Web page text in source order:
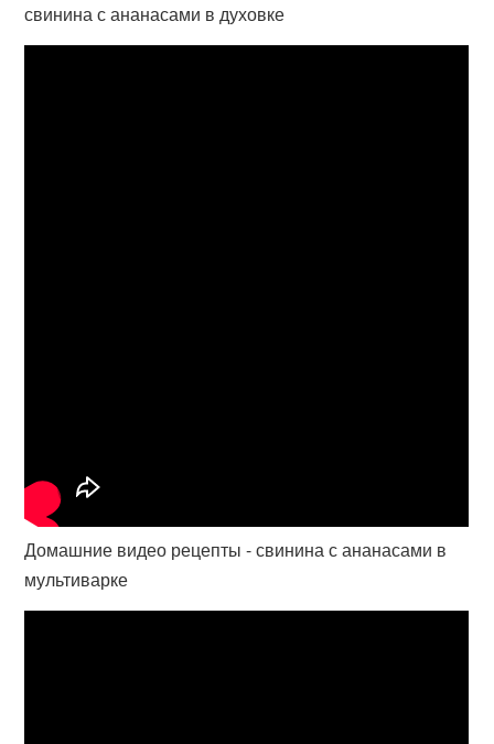
свинина с ананасами в духовке
Домашние видео рецепты - свинина с ананасами в
мультиварке